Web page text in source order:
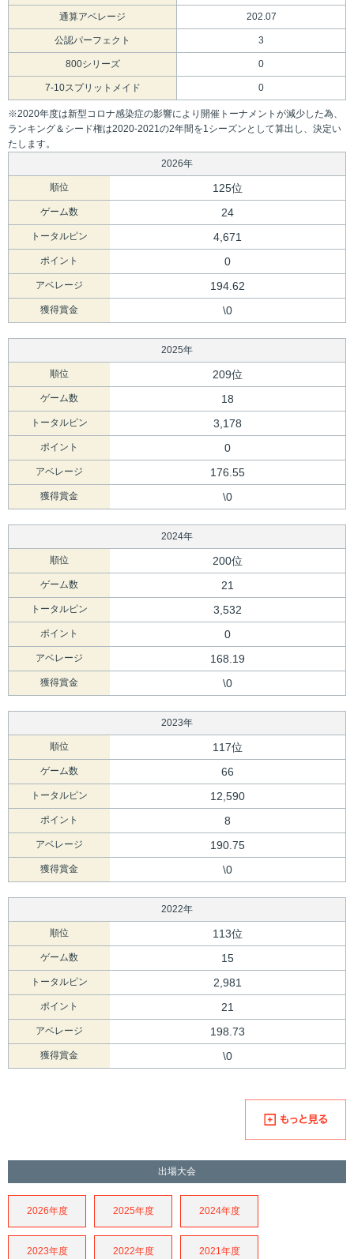
通算アベレージ 202.07
公認パーフェクト 3
800シリーズ 0
7-10スプリットメイド 0
※2020年度は新型コロナ感染症の影響により開催トーナメントが減少した為、
ランキング＆シード権は2020-2021の2年間を1シーズンとして算出し、決定い
たします。
2026年
順位 125位
ゲーム数 24
トータルピン 4,671
ポイント 0
アベレージ 194.62
獲得賞金 \0
2025年
順位 209位
ゲーム数 18
トータルピン 3,178
ポイント 0
アベレージ 176.55
獲得賞金 \0
2024年
順位 200位
ゲーム数 21
トータルピン 3,532
ポイント 0
アベレージ 168.19
獲得賞金 \0
2023年
順位 117位
ゲーム数 66
トータルピン 12,590
ポイント 8
アベレージ 190.75
獲得賞金 \0
2022年
順位 113位
ゲーム数 15
トータルピン 2,981
ポイント 21
アベレージ 198.73
獲得賞金 \0
出場大会
2026年度 2025年度 2024年度
2023年度 2022年度 2021年度